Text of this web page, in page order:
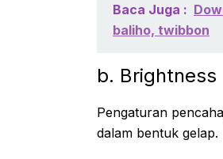
Baca Juga :
baliho, twibbon
b. Brightness
Pengaturan
dalam bentuk gelap.